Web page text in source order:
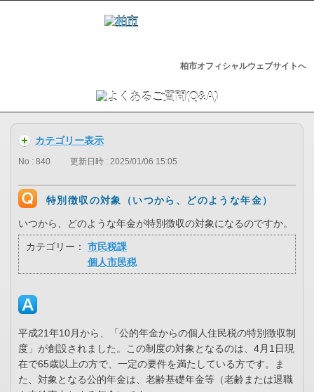
柏市オフィシャルウェブサイトへ
カテゴリー表示
No : 840 更新日時 : 2025/01/06 15:05
特別徴収の対象（いつから、どのような年金）
いつから、どのような年金が特別徴収の対象になるのですか。
カテゴリー：
市民税課
個人市民税
平成21年10月から、「公的年金からの個人住民税の特別徴収制
度」が創設されました。この制度の対象となるのは、4月1日現
在で65歳以上の方で、一定の要件を満たしている方です。ま
た、対象となる公的年金は、老齢基礎年金等（老齢または退職